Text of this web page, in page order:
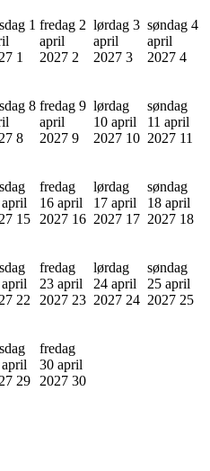
1
1
fredag 2
april
2027 2
lørdag 3
april
2027 3
søndag 4
april
2027 4
8
8
fredag 9
april
2027 9
lørdag
10 april
2027 10
søndag
11 april
2027 11
15
fredag
16 april
2027 16
lørdag
17 april
2027 17
søndag
18 april
2027 18
22
fredag
23 april
2027 23
lørdag
24 april
2027 24
søndag
25 april
2027 25
29
fredag
30 april
2027 30